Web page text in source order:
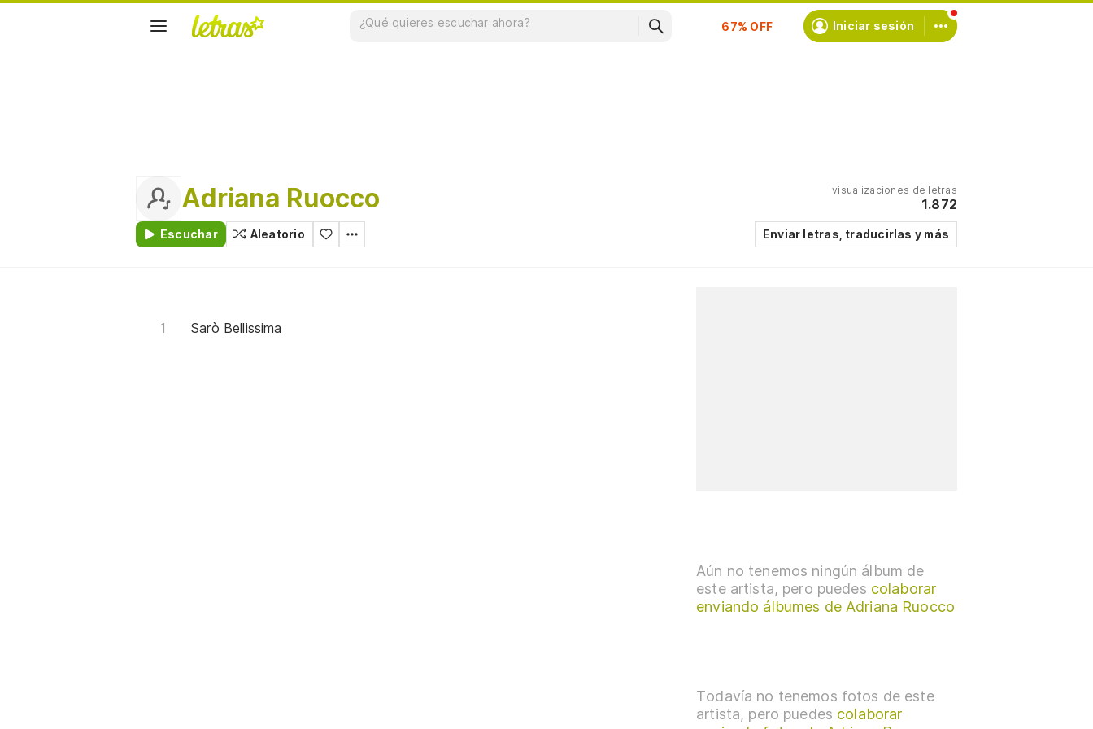
Suscríbete Iniciar sesión
Adriana Ruocco
Escuchar Aleatorio
visualizaciones de letras
1.872
Enviar letras, traducirlas y más
Sarò Bellissima
Aún no tenemos ningún álbum de
este artista, pero puedes colaborar
enviando álbumes de Adriana Ruocco
Todavía no tenemos fotos de este
artista, pero puedes colaborar